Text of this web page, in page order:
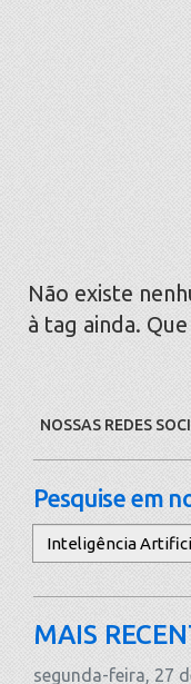
Não existe
à tag ainda.
NOSSAS REDES
Pesquise em
Pesquisar
MAIS
segunda-feira, 27